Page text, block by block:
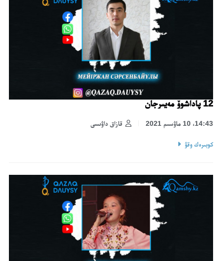
12 پاداشوۆ مەيىرجان
قازاق داۋىسى 14:43، 10 ماۋسىم 2021
كوبىرەك وقۋ